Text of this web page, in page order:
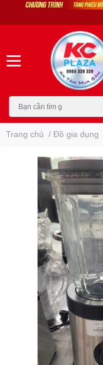
Trang chủ / Đồ gia dụng